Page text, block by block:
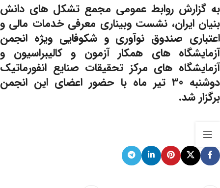
به گزارش روابط عمومی مجمع تشکل های دانش
بنیان ایران، نشست وبیناری معرفی خدمات مالی و
اعتباری صندوق نوآوری و شکوفایی ویژه انجمن
آزمایشگاه های همکار آزمون و کالیبراسیون و
آزمایشگاه های مرکز تحقیقات صنایع انفورماتیک
دوشنبه 30 تیر ماه با حضور اعضای این انجمن
برگزار شد.